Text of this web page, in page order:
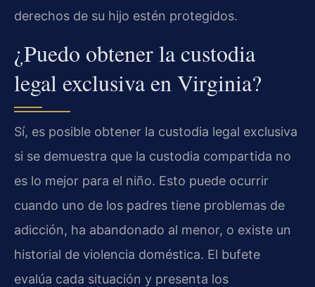
derechos de su hijo estén protegidos.
¿Puedo obtener la custodia
legal exclusiva en Virginia?
Sí, es posible obtener la custodia legal exclusiva
si se demuestra que la custodia compartida no
es lo mejor para el niño. Esto puede ocurrir
cuando uno de los padres tiene problemas de
adicción, ha abandonado al menor, o existe un
historial de violencia doméstica. El bufete
evalúa cada situación y presenta los